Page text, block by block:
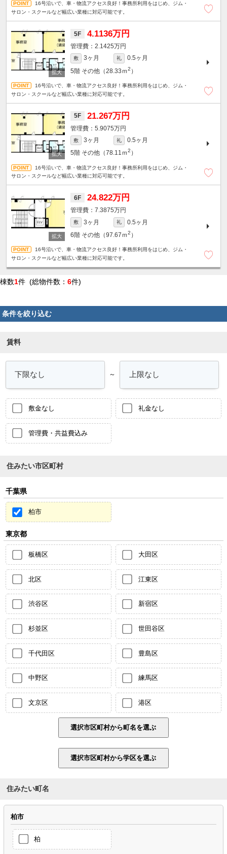
16号沿いで、車・物流アクセス良好！事務所利用をはじめ、ジム・
サロン・スクールなど幅広い業種に対応可能です。
5F 4.1136万円
2.1425万円
敷 3ヶ月 礼
0.5ヶ月
5階 その他（28.33ｍ2 ）
16号沿いで、車・物流アクセス良好！事務所利用をはじめ、ジム・
サロン・スクールなど幅広い業種に対応可能です。
5F 21.267万円
5.9075万円
敷 3ヶ月 礼
0.5ヶ月
5階 その他（78.11ｍ2 ）
16号沿いで、車・物流アクセス良好！事務所利用をはじめ、ジム・
サロン・スクールなど幅広い業種に対応可能です。
6F 24.822万円
7.3875万円
敷 3ヶ月 礼
0.5ヶ月
6階 その他（97.67ｍ2 ）
16号沿いで、車・物流アクセス良好！事務所利用をはじめ、ジム・
サロン・スクールなど幅広い業種に対応可能です。
棟数1件 (総物件数： 6件)
条件を絞り込む
賃料
～
敷金なし 礼金なし
管理費・共益費込み
住みたい市区町村
千葉県
柏市
東京都
板橋区 大田区
北区 江東区
渋谷区 新宿区
杉並区 世田谷区
千代田区 豊島区
中野区 練馬区
文京区 港区
住みたい町名
柏市
柏